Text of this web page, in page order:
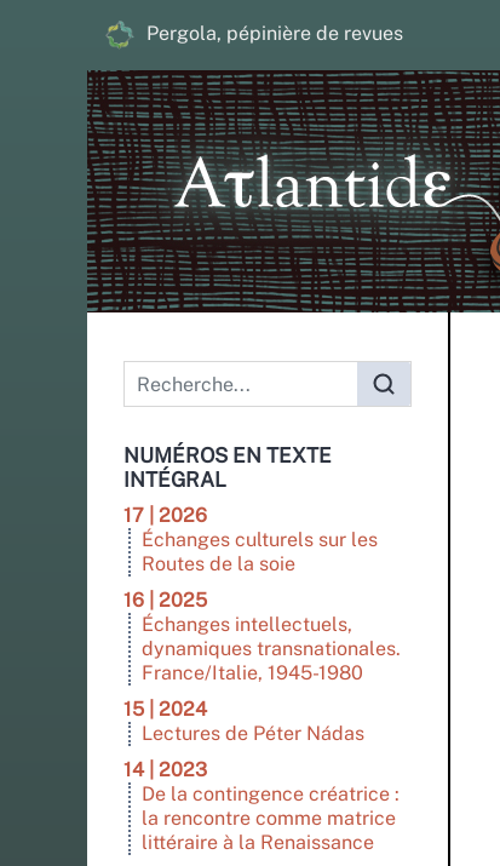
Pergola, pépinière de revues
Menu principal
NUMÉROS EN TEXTE
INTÉGRAL
17 | 2026
Échanges culturels sur les
Routes de la soie
16 | 2025
Échanges intellectuels,
dynamiques transnationales.
France/Italie, 1945-1980
15 | 2024
Lectures de Péter Nádas
14 | 2023
De la contingence créatrice :
la rencontre comme matrice
littéraire à la Renaissance